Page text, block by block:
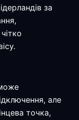
за
але
точка,